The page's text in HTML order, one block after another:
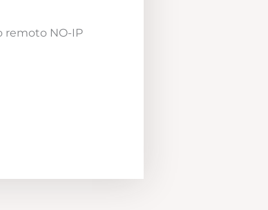
remoto NO-IP